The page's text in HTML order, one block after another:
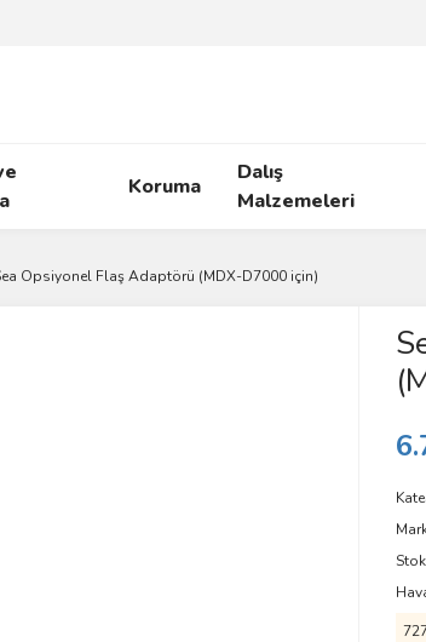
Koruma
Dalış
Malzemeleri
Opsiyonel Flaş Adaptörü (MDX-D7000 için)